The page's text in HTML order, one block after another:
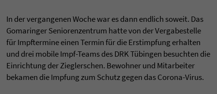
In der vergangenen Woche war es dann endlich soweit. Das
Gomaringer Seniorenzentrum hatte von der Vergabestelle
für Impftermine einen Termin für die Erstimpfung erhalten
und drei mobile Impf-Teams des DRK Tübingen besuchten die
Einrichtung der Zieglerschen. Bewohner und Mitarbeiter
bekamen die Impfung zum Schutz gegen das Corona-Virus.